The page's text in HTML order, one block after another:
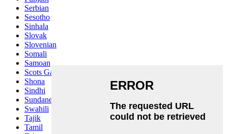
Serbian
Sesotho
Sinhala
Slovak
Slovenian
Somali
Samoan
Scots Gaelic
Shona
Sindhi
Sundanese
Swahili
Tajik
Tamil